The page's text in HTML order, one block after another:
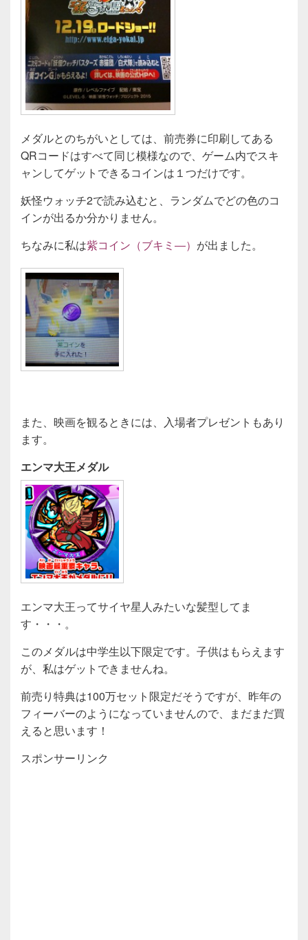
メダルとのちがいとしては、前売券に印刷してある
QRコードはすべて同じ模様なので、ゲーム内でスキ
ャンしてゲットできるコインは１つだけです。
妖怪ウォッチ2で読み込むと、ランダムでどの色のコ
インが出るか分かりません。
ちなみに私は紫コイン（ブキミ―） が出ました。
また、映画を観るときには、入場者プレゼントもあり
ます。
エンマ大王メダル
エンマ大王ってサイヤ星人みたいな髪型してま
す・・・。
このメダルは中学生以下限定です。子供はもらえます
が、私はゲットできませんね。
前売り特典は100万セット限定だそうですが、昨年の
フィーバーのようになっていませんので、まだまだ買
えると思います！
スポンサーリンク